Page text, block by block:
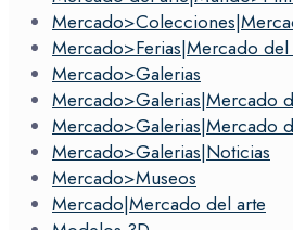
Mercado>Ferias|Mercado del
Mercado>Galerias
Mercado>Galerias|Mercado
Mercado>Galerias|Mercado
Mercado>Galerias|Noticias
Mercado>Museos
Mercado|Mercado del arte